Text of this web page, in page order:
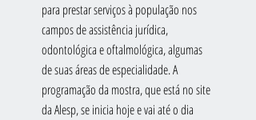
para prestar serviços à população nos
campos de assistência jurídica,
odontológica e oftalmológica, algumas
de suas áreas de especialidade. A
programação da mostra, que está no site
da Alesp, se inicia hoje e vai até o dia